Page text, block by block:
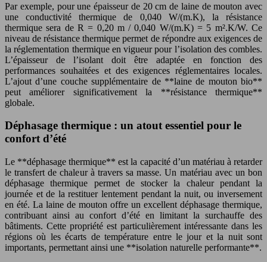
Par exemple, pour une épaisseur de 20 cm de laine de mouton avec
une conductivité thermique de 0,040 W/(m.K), la résistance
thermique sera de R = 0,20 m / 0,040 W/(m.K) = 5 m².K/W. Ce
niveau de résistance thermique permet de répondre aux exigences de
la réglementation thermique en vigueur pour l’isolation des combles.
L’épaisseur de l’isolant doit être adaptée en fonction des
performances souhaitées et des exigences réglementaires locales.
L’ajout d’une couche supplémentaire de **laine de mouton bio**
peut améliorer significativement la **résistance thermique**
globale.
Déphasage thermique : un atout essentiel pour le
confort d’été
Le **déphasage thermique** est la capacité d’un matériau à retarder
le transfert de chaleur à travers sa masse. Un matériau avec un bon
déphasage thermique permet de stocker la chaleur pendant la
journée et de la restituer lentement pendant la nuit, ou inversement
en été. La laine de mouton offre un excellent déphasage thermique,
contribuant ainsi au confort d’été en limitant la surchauffe des
bâtiments. Cette propriété est particulièrement intéressante dans les
régions où les écarts de température entre le jour et la nuit sont
importants, permettant ainsi une **isolation naturelle performante**.